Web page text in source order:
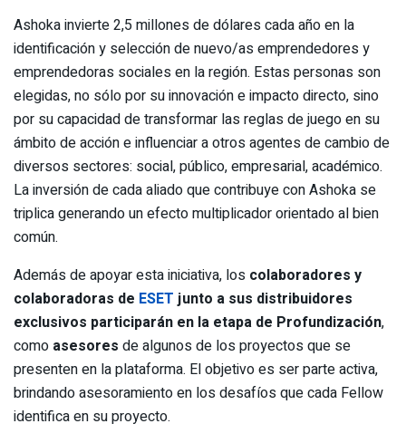
Ashoka invierte 2,5 millones de dólares cada año en la
identificación y selección de nuevo/as emprendedores y
emprendedoras sociales en la región. Estas personas son
elegidas, no sólo por su innovación e impacto directo, sino
por su capacidad de transformar las reglas de juego en su
ámbito de acción e influenciar a otros agentes de cambio de
diversos sectores: social, público, empresarial, académico.
La inversión de cada aliado que contribuye con Ashoka se
triplica generando un efecto multiplicador orientado al bien
común.
Además de apoyar esta iniciativa, los colaboradores y
colaboradoras de ESETjunto a sus distribuidores
exclusivos participarán en la etapa de Profundización,
como asesores de algunos de los proyectos que se
presenten en la plataforma. El objetivo es ser parte activa,
brindando asesoramiento en los desafíos que cada Fellow
identifica en su proyecto.